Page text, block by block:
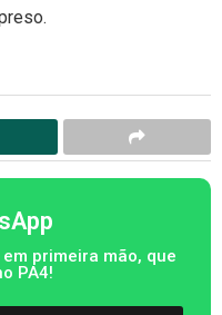
primeira mão, que
PA4!